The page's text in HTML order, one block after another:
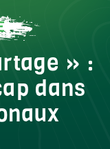
» :
dans